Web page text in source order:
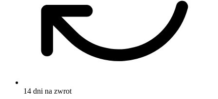
14 dni na zwrot